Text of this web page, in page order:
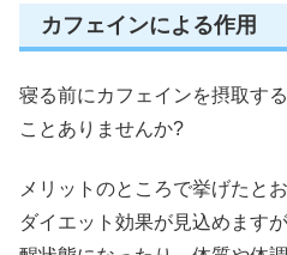
カフェインによる作用
寝る前にカフェインを摂取す
ことありませんか?
メリットのところで挙げたと
ダイエット効果が見込めます